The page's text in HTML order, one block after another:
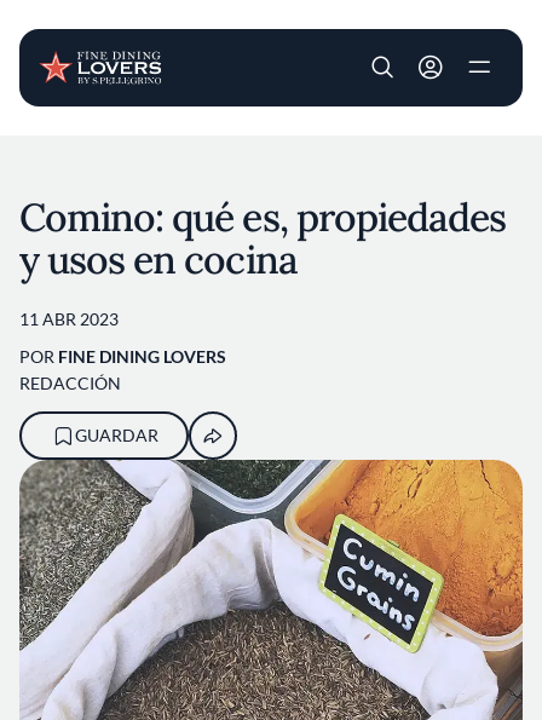
User account
Comino: qué es, propiedades
y usos en cocina
11 ABR 2023
POR FINE DINING LOVERS
REDACCIÓN
GUARDAR